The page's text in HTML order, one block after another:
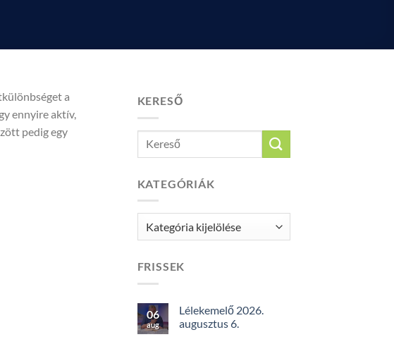
a
ennyire aktív,
pedig egy
KERESŐ
KATEGÓRIÁK
Kategóriák
FRISSEK
06
aug
Lélekemelő 2026.
augusztus 6.